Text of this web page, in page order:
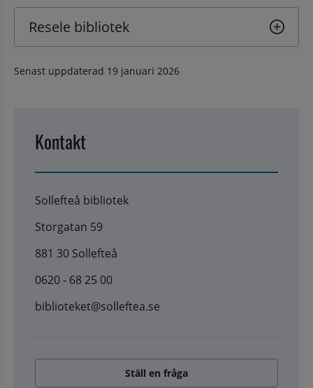
Resele bibliotek
Senast uppdaterad 19 januari 2026
Kontakt
Sollefteå bibliotek
Storgatan 59
881 30 Sollefteå
0620 - 68 25 00
biblioteket@solleftea.se
Ställ en fråga